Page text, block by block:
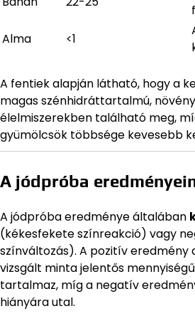
Alma
<1
A fentiek alapján látható, hogy a
magas szénhidráttartalmú,
élelmiszerekben található meg,
gyümölcsök többsége kevesebb
A jódpróba
A jódpróba eredménye általában
(kékesfekete színreakció) vagy
színváltozás). A pozitív eredmény
vizsgált minta jelentős
tartalmaz, míg a negatív
hiányára utal.